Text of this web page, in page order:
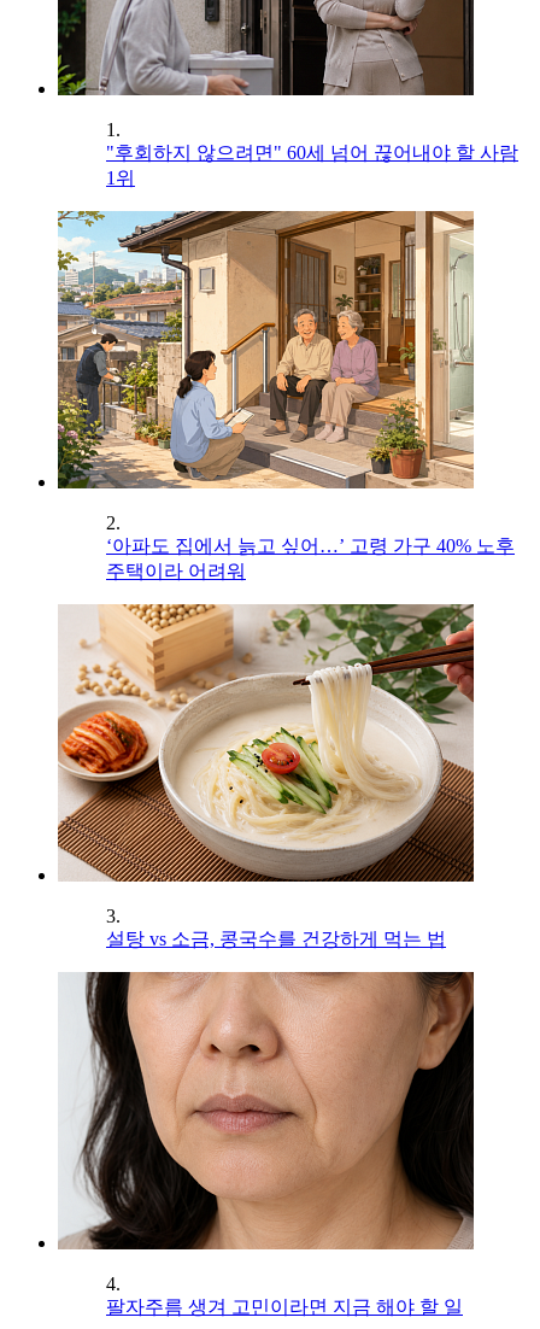
1.
"후회하지 않으려면" 60세 넘어 끊어내야 할 사람
1위
2.
‘아파도 집에서 늙고 싶어…’ 고령 가구 40% 노후
주택이라 어려워
3.
설탕 vs 소금, 콩국수를 건강하게 먹는 법
4.
팔자주름 생겨 고민이라면 지금 해야 할 일